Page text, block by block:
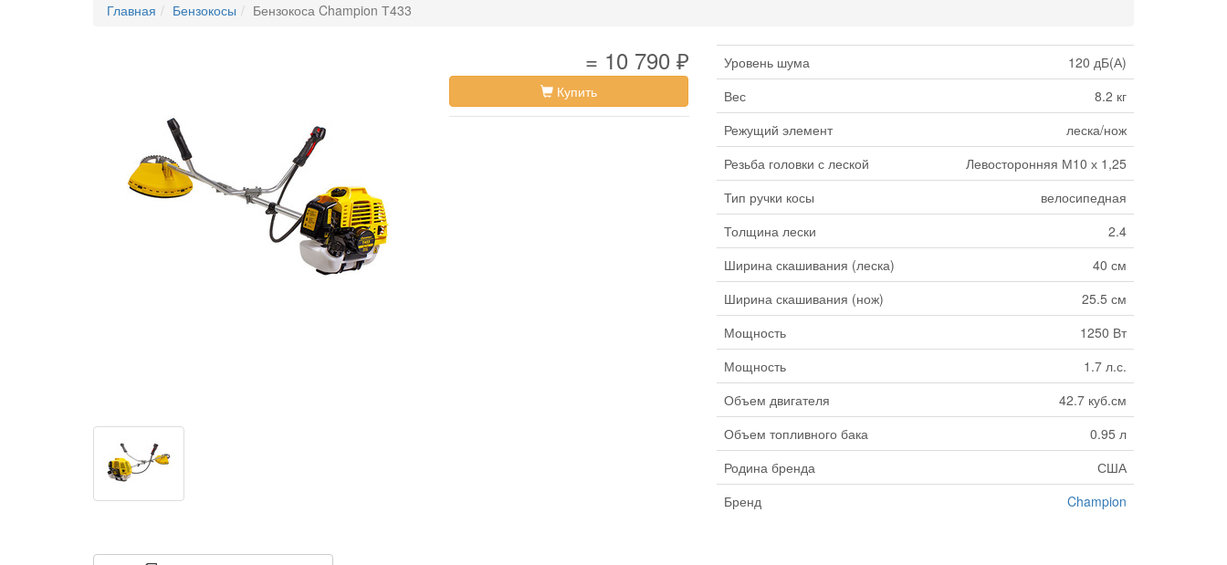
Главная Бензокосы Бензокоса Champion Т433
= 10 790 ₽
Купить
Уровень шума
120 дБ(А)
Вес
8.2 кг
Режущий элемент
леска/нож
Резьба головки с леской
Левосторонняя М10 х 1,25
Тип ручки косы
велосипедная
Толщина лески
2.4
Ширина скашивания (леска)
40 см
Ширина скашивания (нож)
25.5 см
Мощность
1250 Вт
Мощность
1.7 л.с.
Объем двигателя
42.7 куб.см
Объем топливного бака
0.95 л
Родина бренда
США
Бренд
Champion